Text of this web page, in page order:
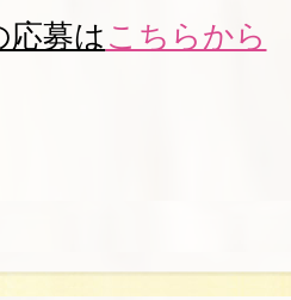
応募は こちらから